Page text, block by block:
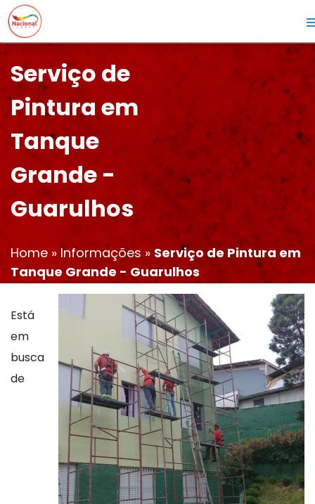
Serviço de
Pintura em
Tanque
Grande -
Guarulhos
Home » Informações » Serviço de Pintura em
Tanque Grande - Guarulhos
Está
em
busca
de